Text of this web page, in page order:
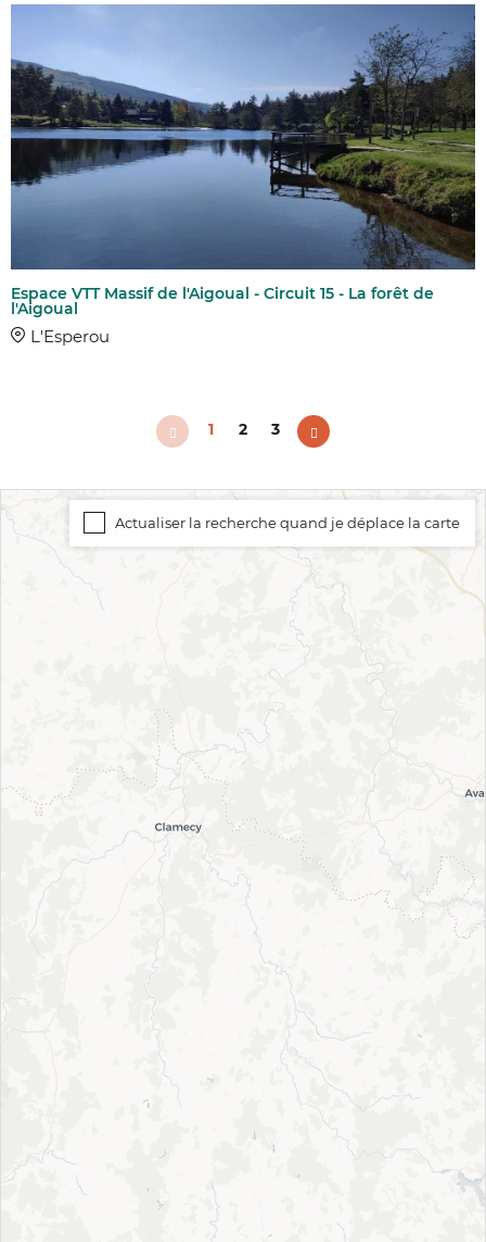
Espace VTT Massif de l'Aigoual - Circuit 15 - La forêt de
l'Aigoual
L'Esperou
1 2 3
Actualiser la recherche quand je déplace la carte